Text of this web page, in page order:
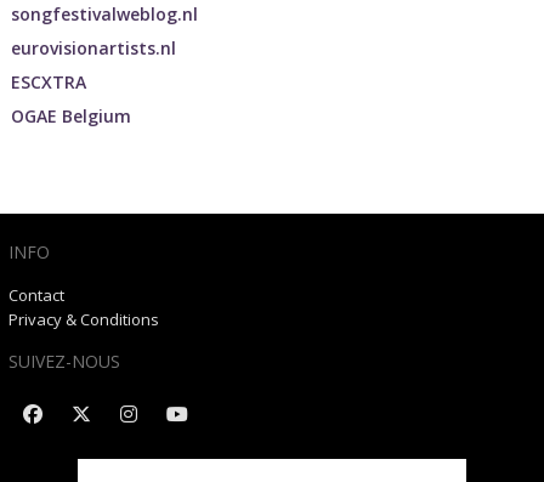
songfestivalweblog.nl
eurovisionartists.nl
ESCXTRA
OGAE Belgium
INFO
Contact
Privacy & Conditions
SUIVEZ-NOUS